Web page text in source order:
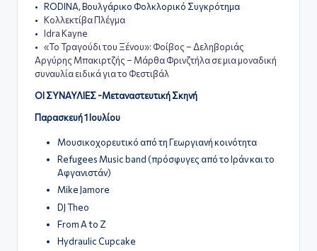
• RODINA, Βουλγάρικο Φολκλορικό Συγκρότημα
• Κολλεκτίβα Πλέγμα
• Idra Kayne
• «Το Τραγούδι του Ξένου»: Φοίβος – Δεληβοριάς
Αργύρης Μπακιρτζής – Μάρθα Φρινζτήλα σε μια μοναδική
συναυλία ειδικά για το Φεστιβάλ
ΟΙ ΣΥΝΑΥΛΙΕΣ -Μεταναστευτική Σκηνή
Παρασκευή 1 Ιουλίου
Μουσικοχορευτικό από τη Γεωργιανή κοινότητα
Refugees Music band (πρόσφυγες από το Ιράν και το
Αφγανιστάν)
Mike Jamore
DJ Theo
From A to Z
Hydraulic Cupcake